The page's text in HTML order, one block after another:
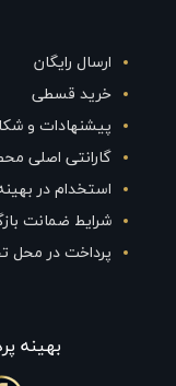
ارسال رایگان
خرید قسطی
پیشنهادات و
گارانتی اصلی
استخدام در
شرایط ضمانت
پرداخت در محل
بهينه